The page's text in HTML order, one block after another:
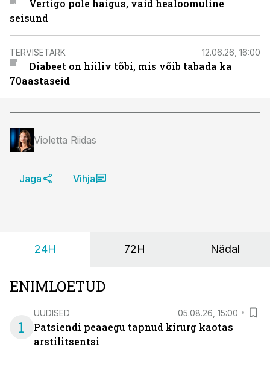
Vertigo pole haigus, vaid healoomuline
seisund
TERVISETARK 12.06.26, 16:00
Diabeet on hiiliv tõbi, mis võib tabada ka
70aastaseid
Violetta Riidas
Jaga Vihja
24H 72H Nädal
ENIMLOETUD
1
UUDISED 05.08.26, 15:00
Patsiendi peaaegu tapnud kirurg kaotas
arstilitsentsi